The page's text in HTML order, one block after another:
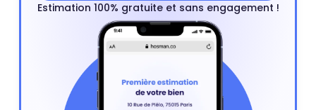
Estimation 100% gratuite et sans engagement !